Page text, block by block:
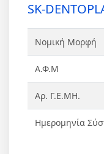
SK-
Νομική Μορφή
Α.Φ.Μ
Αρ. Γ.Ε.ΜΗ.
Ημερομηνία